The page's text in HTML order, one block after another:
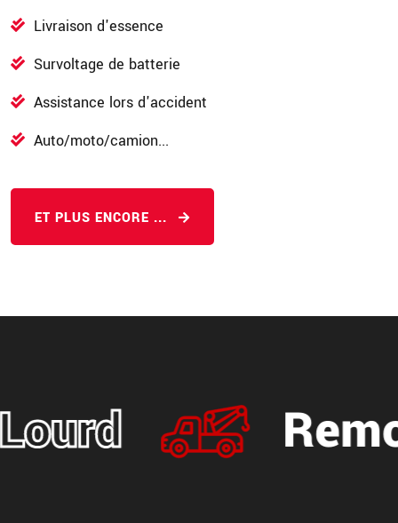
Livraison d'essence
Survoltage de batterie
Assistance lors d'accident
Auto/moto/camion...
ET PLUS ENCORE ...
Remorquage